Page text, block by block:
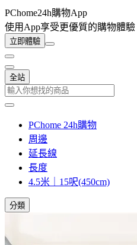
PChome24h購物App
使用App享受更優質的購物體驗
立即體驗
全站
PChome 24h購物
周邊
延長線
長度
4.5米｜15呎(450cm)
分類